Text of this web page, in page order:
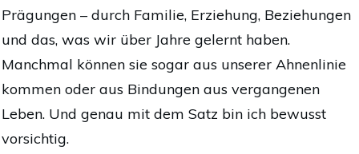
Prägungen – durch Familie, Erziehung, Beziehungen
und das, was wir über Jahre gelernt haben.
Manchmal können sie sogar aus unserer Ahnenlinie
kommen oder aus Bindungen aus vergangenen
Leben. Und genau mit dem Satz bin ich bewusst
vorsichtig.